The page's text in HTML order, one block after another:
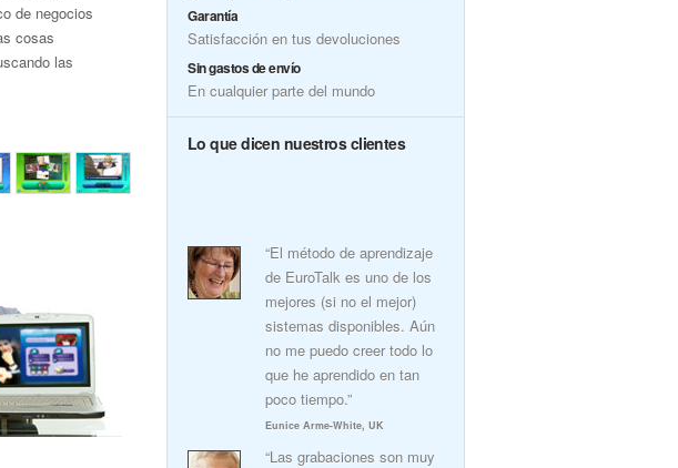
de negocios
cosas
las
Garantía
Satisfacción en tus devoluciones
Sin gastos de envío
En cualquier parte del mundo
Lo que dicen nuestros clientes
“El método de aprendizaje
de EuroTalk es uno de los
mejores (si no el mejor)
sistemas disponibles. Aún
no me puedo creer todo lo
que he aprendido en tan
poco tiempo.”
Eunice Arme-White, UK
“Las grabaciones son muy